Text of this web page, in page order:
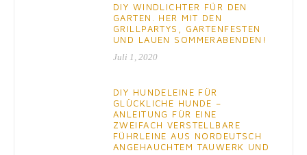
DIY WINDLICHTER FÜR DEN
GARTEN. HER MIT DEN
GRILLPARTYS, GARTENFESTEN
UND LAUEN SOMMERABENDEN!
Juli 1, 2020
DIY HUNDELEINE FÜR
GLÜCKLICHE HUNDE –
ANLEITUNG FÜR EINE
ZWEIFACH VERSTELLBARE
FÜHRLEINE AUS NORDEUTSCH
ANGEHAUCHTEM TAUWERK UND